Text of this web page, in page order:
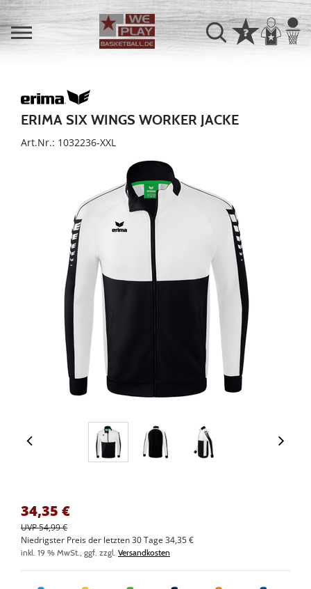
ERIMA SIX WINGS WORKER JACKE
Art.Nr.: 1032236-XXL
34,35 €
UVP 54,99 €
Niedrigster Preis der letzten 30 Tage 34,35 €
inkl. 19 % MwSt., ggf. zzgl. Versandkosten